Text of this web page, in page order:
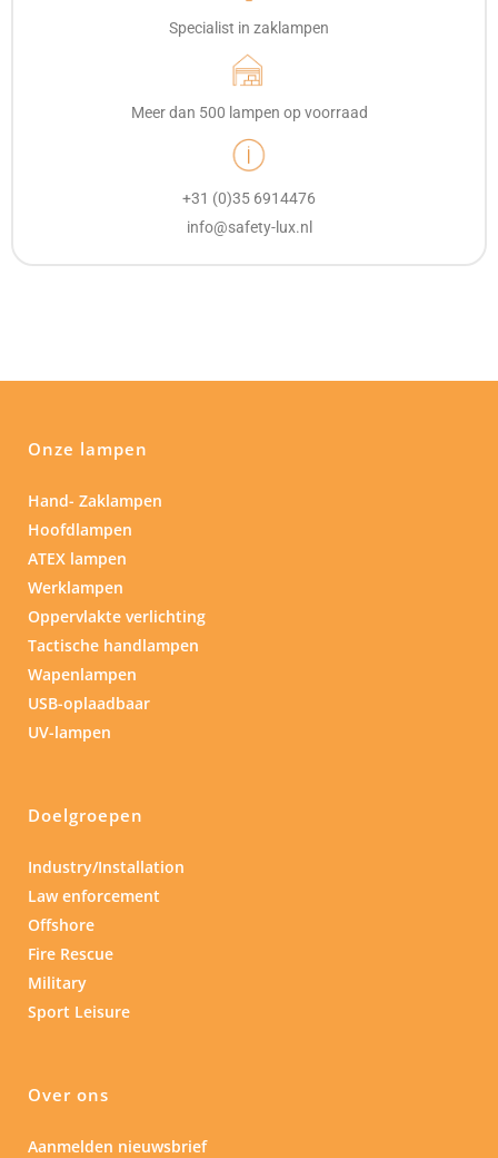
Specialist in zaklampen
Meer dan 500 lampen op voorraad
+31 (0)35 6914476
info@safety-lux.nl
Onze lampen
Hand- Zaklampen
Hoofdlampen
ATEX lampen
Werklampen
Oppervlakte verlichting
Tactische handlampen
Wapenlampen
USB-oplaadbaar
UV-lampen
Doelgroepen
Industry/Installation
Law enforcement
Offshore
Fire Rescue
Military
Sport Leisure
Over ons
Aanmelden nieuwsbrief